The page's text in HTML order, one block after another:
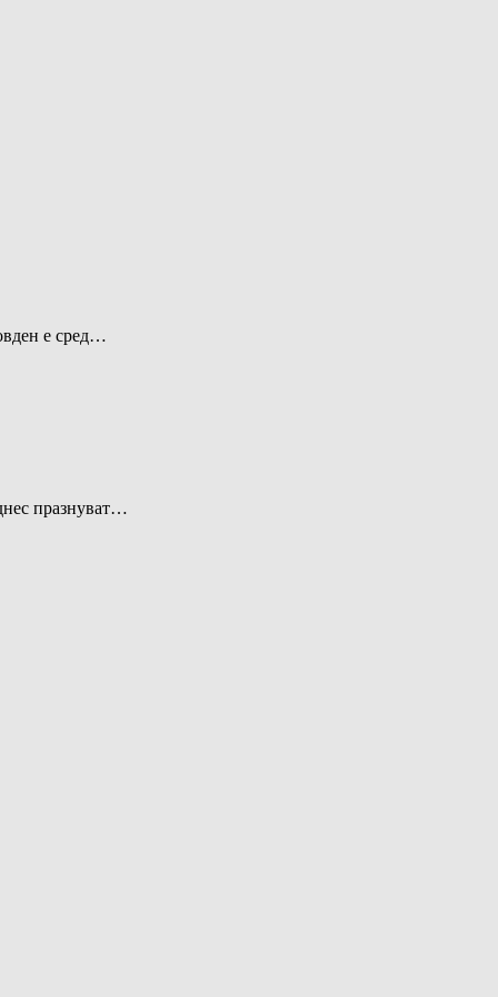
е сред…
празнуват…